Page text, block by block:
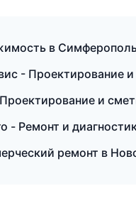
в
- Проектирование
и
- Ремонт и
ремонт в